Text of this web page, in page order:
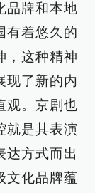
品牌和本地
有着悠久的
，这种精神
现了新的内
观。京剧也
就是其表演
达方式而出
文化品牌蕴